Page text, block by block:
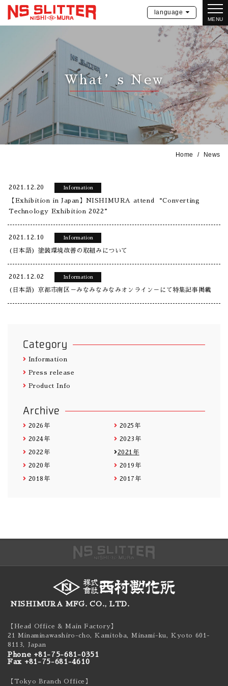
MENU
language
What’s New
Home News
2021.12.20 Information
【Exhibition in Japan】NISHIMURA attend “Converting
Technology Exhibition 2022”
2021.12.10 Information
(日本語) 塗装環境改善の取組みについて
2021.12.02 Information
(日本語) 京都市南区－みなみなみなみオンライン－にて特集記事掲載
Category
Information
Press release
Product Info
Archive
2026年 2025年
2024年 2023年
2022年 2021年
2020年 2019年
2018年 2017年
NISHIMURA MFG. CO., LTD.
【Head Office & Main Factory】
21 Minaminawashiro-cho, Kamitoba, Minami-ku,Kyoto 601-
8113, Japan
Phone +81-75-681-0351
Fax +81-75-681-4610
【Tokyo Branch Office】